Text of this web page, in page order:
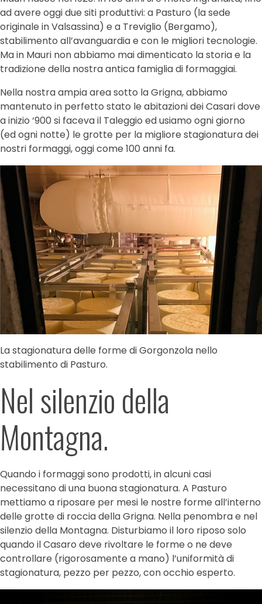
ad avere oggi due siti produttivi: a Pasturo (la sede
originale in Valsassina) e a Treviglio (Bergamo),
stabilimento all’avanguardia e con le migliori tecnologie.
Ma in Mauri non abbiamo mai dimenticato la storia e la
tradizione della nostra antica famiglia di formaggiai.
Nella nostra ampia area sotto la Grigna, abbiamo
mantenuto in perfetto stato le abitazioni dei Casari dove
a inizio ‘900 si faceva il Taleggio ed usiamo ogni giorno
(ed ogni notte) le grotte per la migliore stagionatura dei
nostri formaggi, oggi come 100 anni fa.
La stagionatura delle forme di Gorgonzola nello
stabilimento di Pasturo.
Nel silenzio della
Montagna.
Quando i formaggi sono prodotti, in alcuni casi
necessitano di una buona stagionatura. A Pasturo
mettiamo a riposare per mesi le nostre forme all’interno
delle grotte di roccia della Grigna. Nella penombra e nel
silenzio della Montagna. Disturbiamo il loro riposo solo
quando il Casaro deve rivoltare le forme o ne deve
controllare (rigorosamente a mano) l’uniformità di
stagionatura, pezzo per pezzo, con occhio esperto.